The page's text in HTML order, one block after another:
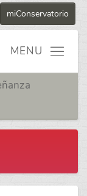
miConservatorio